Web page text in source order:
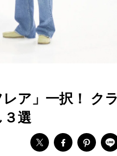
ア」一択！ クラ
選